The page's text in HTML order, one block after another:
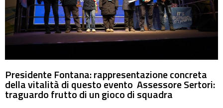
Presidente Fontana: rappresentazione concreta
della vitalità di questo evento Assessore Sertori:
traguardo frutto di un gioco di squadra